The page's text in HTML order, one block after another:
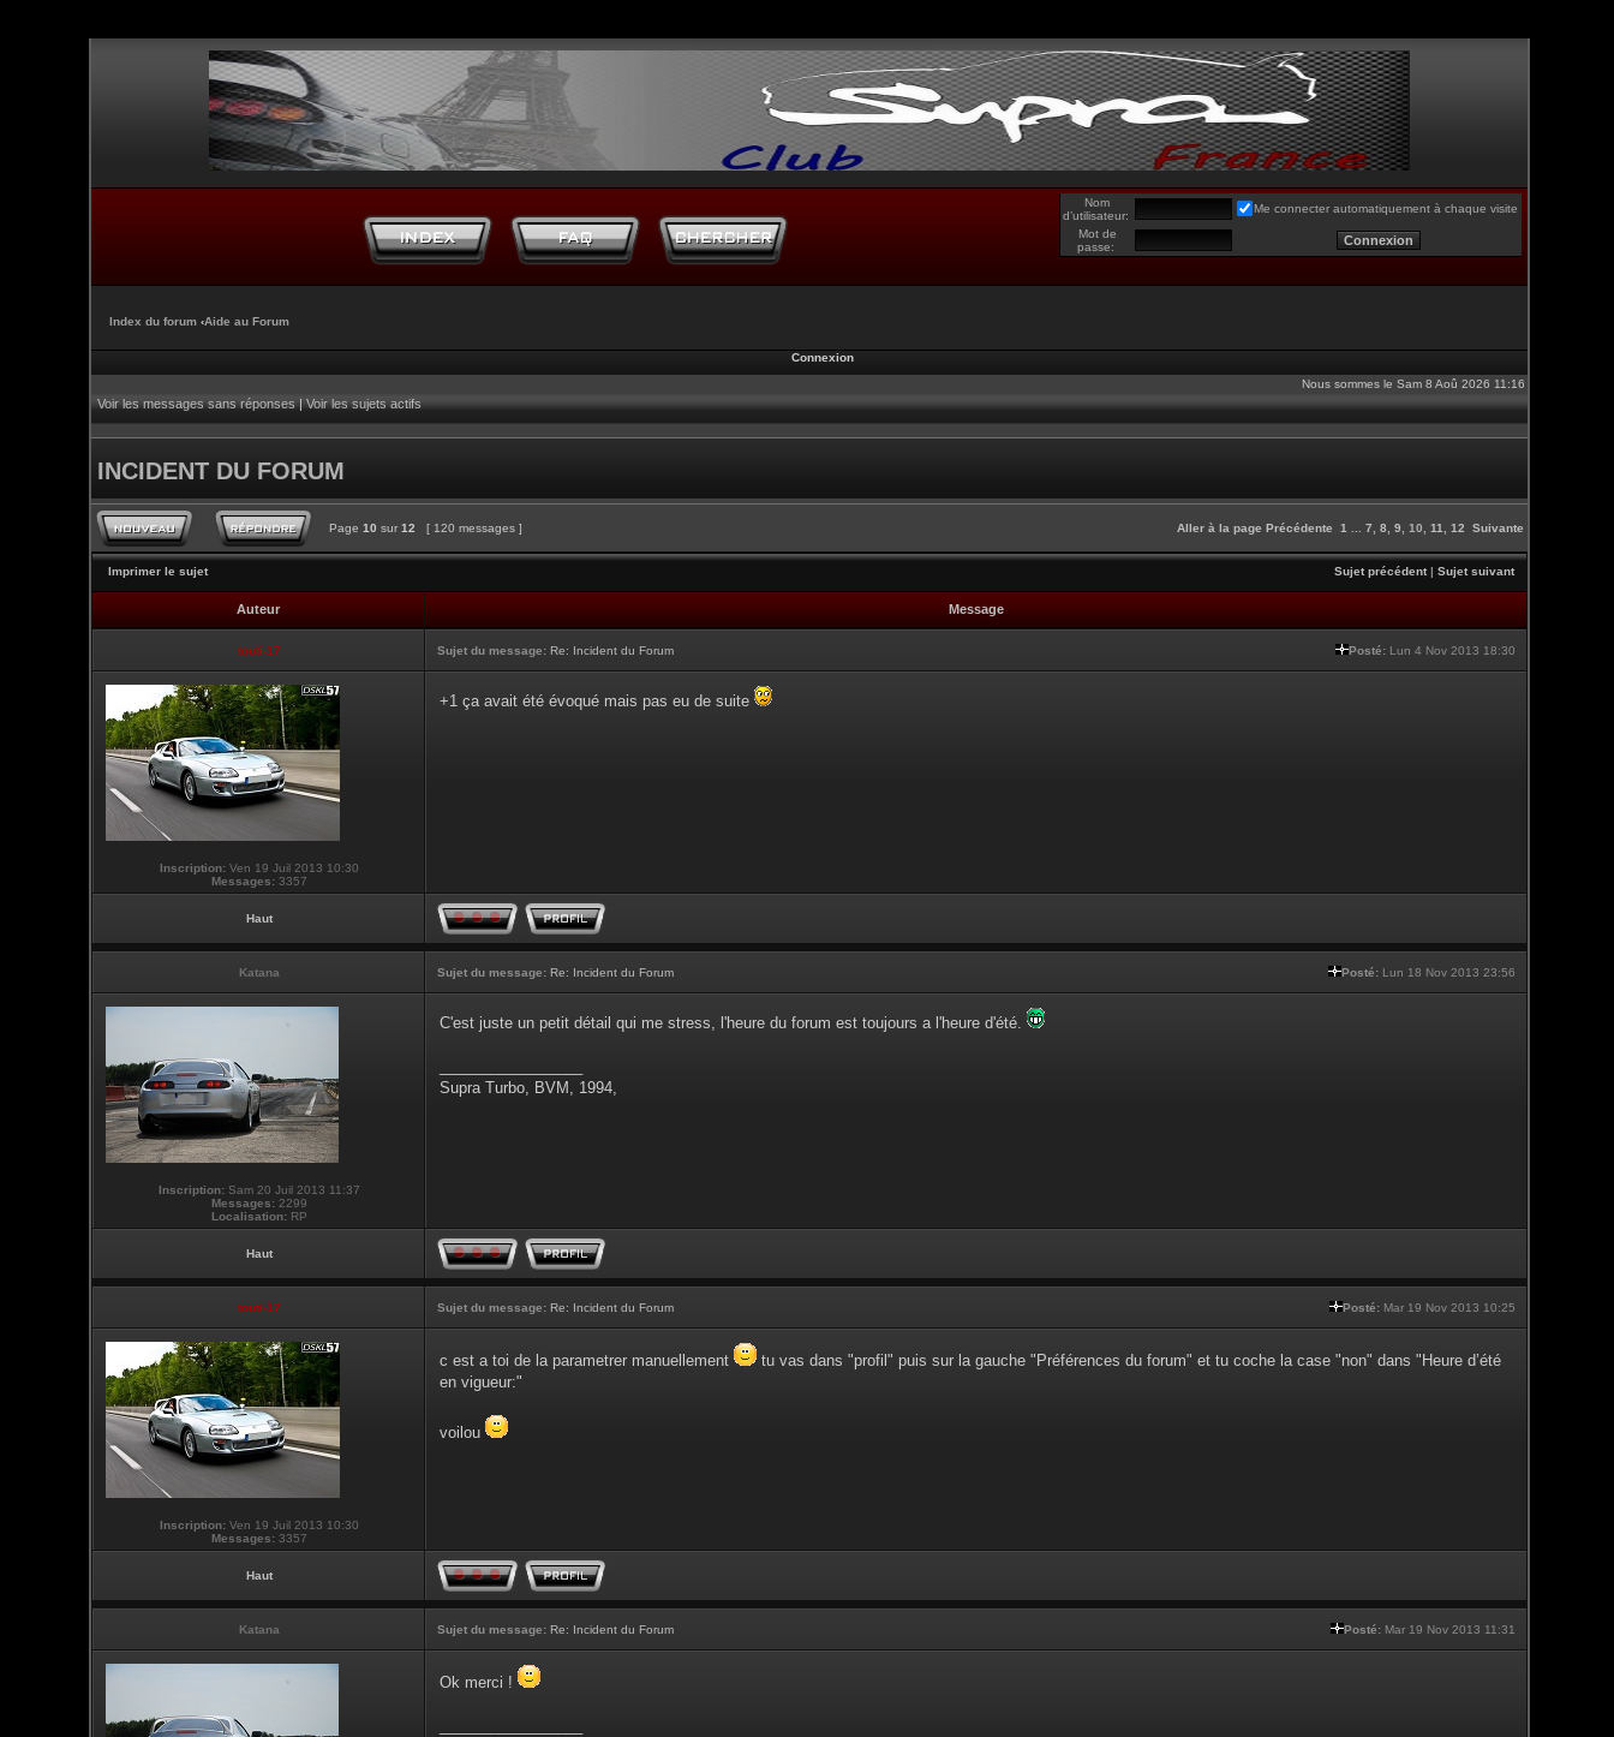
Nom
d’utilisateur:
Me connecter automatiquement à chaque visite
Mot de
passe:
Index du forum ‹Aide au Forum
Connexion
Nous sommes le Sam 8 Aoû 2026 11:16
Voir les messages sans réponses|Voir les sujets actifs
INCIDENT DU FORUM
Page 10 sur 12 [ 120 messages ] Aller à la page Précédente 1 7 8 9 10 11 12 Suivante
Imprimer le sujet Sujet précédent| Sujet suivant
Auteur Message
touti-17 Sujet du message: Re: Incident du Forum Posté: Lun 4 Nov 2013 18:30
Inscription:Ven 19 Juil 2013 10:30
Messages:3357
+1 ça avait été évoqué mais pas eu de suite
Haut
Katana Sujet du message: Re: Incident du Forum Posté: Lun 18 Nov 2013 23:56
Inscription:Sam 20 Juil 2013 11:37
Messages:2299
Localisation:RP
C'est juste un petit détail qui me stress, l'heure du forum est toujours a l'heure d'été.
Supra Turbo, BVM, 1994,
Haut
touti-17 Sujet du message: Re: Incident du Forum Posté: Mar 19 Nov 2013 10:25
Inscription:Ven 19 Juil 2013 10:30
Messages:3357
c est a toi de la parametrer manuellement
tu vas dans "profil" puis sur la gauche "Préférences du forum" et tu coche la case "non" dans "Heure d’été
en vigueur:"
voilou
Haut
Katana Sujet du message: Re: Incident du Forum Posté: Mar 19 Nov 2013 11:31
Ok merci !